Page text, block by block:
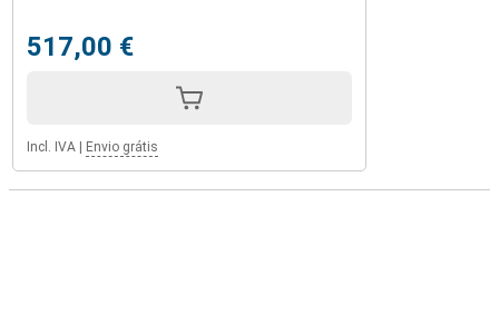
517,00 €
Incl. IVA Envio grátis